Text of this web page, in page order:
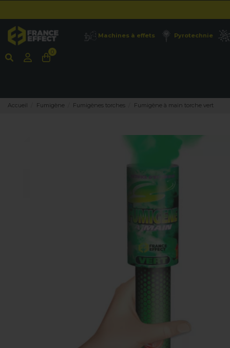
Machines à effets Pyrotechnie
0
Accueil Fumigène Fumigènes torches Fumigène à main torche vert